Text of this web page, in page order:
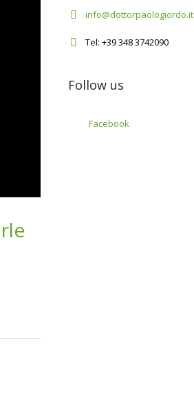
info@dottorpaologiordo.it
Tel: +39 348 3742090
Follow us
Facebook